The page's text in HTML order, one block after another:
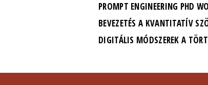
PROMPT ENGINEERING PHD
BEVEZETÉS A KVANTITATÍV
DIGITÁLIS MÓDSZEREK A